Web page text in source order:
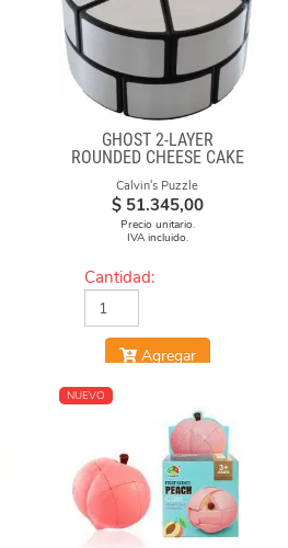
GHOST 2-LAYER
ROUNDED CHEESE CAKE
-BLACK BODY WITH
SILVER LABEL
Calvin's Puzzle
$ 51.345,00
Precio unitario.
IVA incluido.
Cantidad:
Agregar
NUEVO